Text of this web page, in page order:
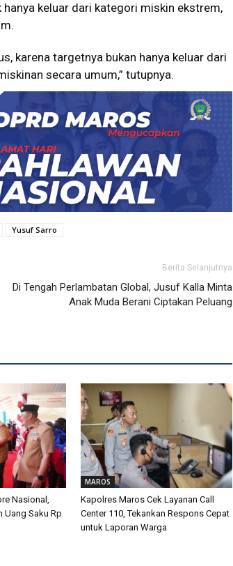
keluar dari kategori miskin ekstrem,
karena targetnya bukan hanya keluar dari
secara umum,” tutupnya.
Yusuf Sarro
Berita Selanjutnya
Di Tengah Perlambatan Global, Jusuf Kalla Minta
Anak Muda Berani Ciptakan Peluang
Nasional,
Uang Saku Rp
MAROS
Kapolres Maros Cek Layanan Call
Center 110, Tekankan Respons Cepat
untuk Laporan Warga